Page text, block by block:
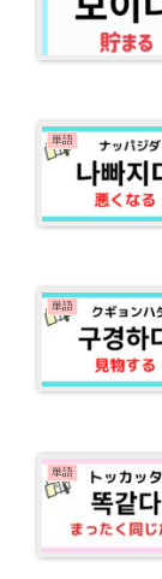
単語
単語
単語